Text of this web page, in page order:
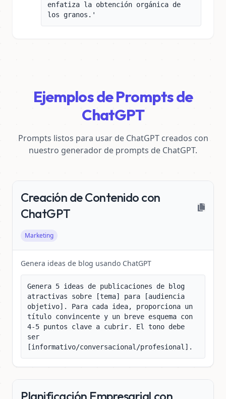
enfatiza la obtención orgánica de
los granos.'
Ejemplos de Prompts de
ChatGPT
Prompts listos para usar de ChatGPT creados con
nuestro generador de prompts de ChatGPT.
Creación de Contenido con
ChatGPT
Marketing
Genera ideas de blog usando ChatGPT
Genera 5 ideas de publicaciones de blog
atractivas sobre [tema] para [audiencia
objetivo]. Para cada idea, proporciona un
título convincente y un breve esquema con
4-5 puntos clave a cubrir. El tono debe
ser
[informativo/conversacional/profesional].
Planificación Empresarial con